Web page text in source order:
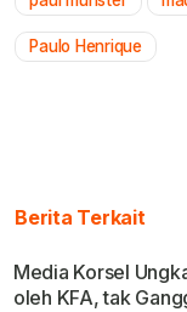
Paulo Henrique
Berita Terkait
Media Korsel
oleh KFA, tak